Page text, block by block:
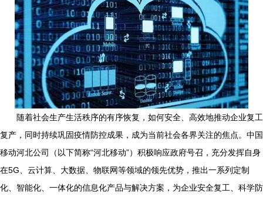
随着社会生产生活秩序的有序恢复，如何安全、高效地推动企业复工
复产，同时持续巩固疫情防控成果，成为当前社会各界关注的焦点。中国
移动河北公司（以下简称“河北移动”）积极响应政府号召，充分发挥自身
在5G、云计算、大数据、物联网等领域的领先优势，推出一系列定制
化、智能化、一体化的信息化产品与解决方案，为企业安全复工、科学防